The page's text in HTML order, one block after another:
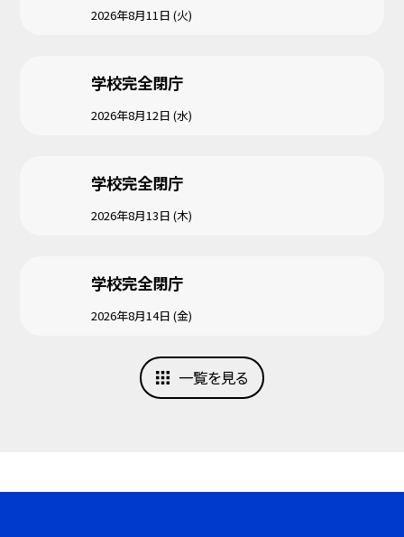
2026年8月11日 (火)
学校完全閉庁
2026年8月12日 (水)
学校完全閉庁
2026年8月13日 (木)
学校完全閉庁
2026年8月14日 (金)
一覧を見る